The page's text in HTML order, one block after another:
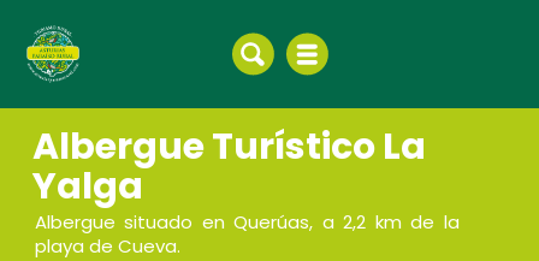
Albergue Turístico La
Yalga
Albergue situado en Querúas, a 2,2 km de la
playa de Cueva.